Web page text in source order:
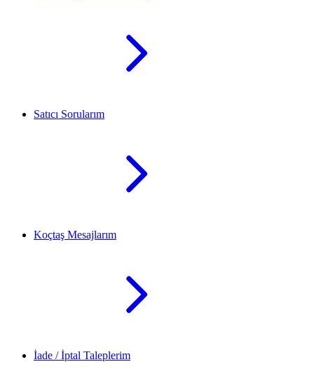
Satıcı Sorularım
Koçtaş Mesajlarım
İade / İptal Taleplerim